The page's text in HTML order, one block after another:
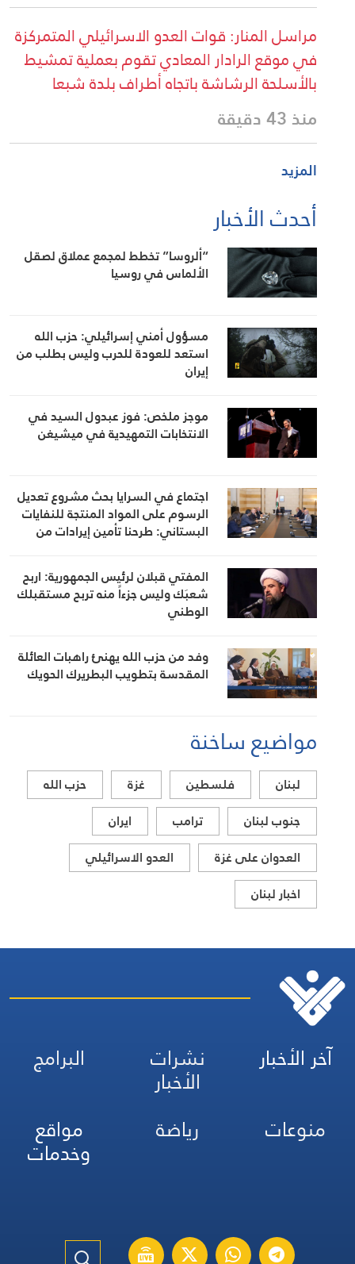
مراسل المنار: قوات العدو الاسرائيلي المتمركزة
في موقع الرادار المعادي تقوم بعملية تمشيط
بالأسلحة الرشاشة باتجاه أطراف بلدة شبعا
منذ 43 دقيقة
المزيد
أحدث الأخبار
“ألروسا” تخطط لمجمع عملاق لصقل
الألماس في روسيا
مسؤول أمني إسرائيلي: حزب الله
استعد للعودة للحرب وليس بطلب من
إيران
موجز ملخص: فوز عبدول السيد في
الانتخابات التمهيدية في ميشيغن
اجتماع في السرايا بحث مشروع تعديل
الرسوم على المواد المنتجة للنفايات
البستاني: طرحنا تأمين إيرادات من
مصادر أخرى لتخفيف العبء عن كاهل
المفتي قبلان لرئيس الجمهورية: اربح
شعبَك وليس جزءاً منه تربح مستقبلك
الوطني
وفد من حزب الله يهنئ راهبات العائلة
المقدسة بتطويب البطريرك الحويك
مواضيع ساخنة
لبنان فلسطين غزة
حزب الله
جنوب لبنان
ترامب
ايران
العدوان على غزة
العدو الاسرائيلي
اخبار لبنان
آخر الأخبار نشرات
الأخبار
البرامج
منوعات
رياضة مواقع
وخدمات